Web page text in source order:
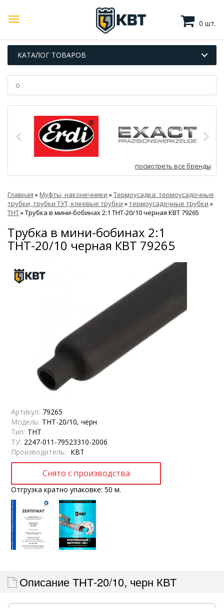
0 шт.
КАТАЛОГ ТОВАРОВ
посмотреть все бренды
Главная »Муфты, наконечники »Термоусадка: термоусадочные
трубки, трубки ТУТ, клеевые трубки »термоусадочные трубки »
ТНТ»Трубка в мини-бобинах 2:1 ТНТ-20/10 черная КВТ 79265
Трубка в мини-бобинах 2:1
ТНТ-20/10 черная КВТ 79265
Артикул: 79265
Модель: ТНТ-20/10, черн
Тип: ТНТ
ТУ: 2247-011-79523310-2006
Производитель: КВТ
Отгрузка кратно упаковке: 50 м.
Описание ТНТ-20/10, черн КВТ